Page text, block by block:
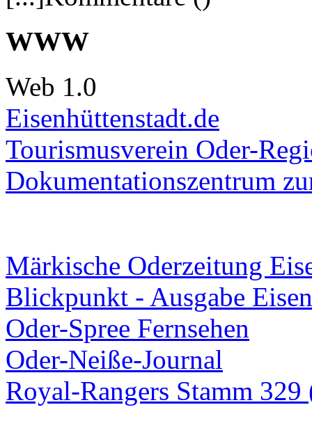
WWW
Web 1.0
Eisenhüttenstadt.de
Tourismusverein Oder-
Dokumentationszentrum
Märkische Oderzeitung
Blickpunkt - Ausgabe
Oder-Spree Fernsehen
Oder-Neiße-Journal
Royal-Rangers Stamm